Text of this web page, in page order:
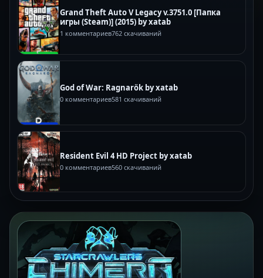
Grand Theft Auto V Legacy v.3751.0 [Папка
игры (Steam)] (2015) by xatab
1 комментариев762 скачиваний
God of War: Ragnarök by xatab
0 комментариев581 скачиваний
Resident Evil 4 HD Project by xatab
0 комментариев560 скачиваний